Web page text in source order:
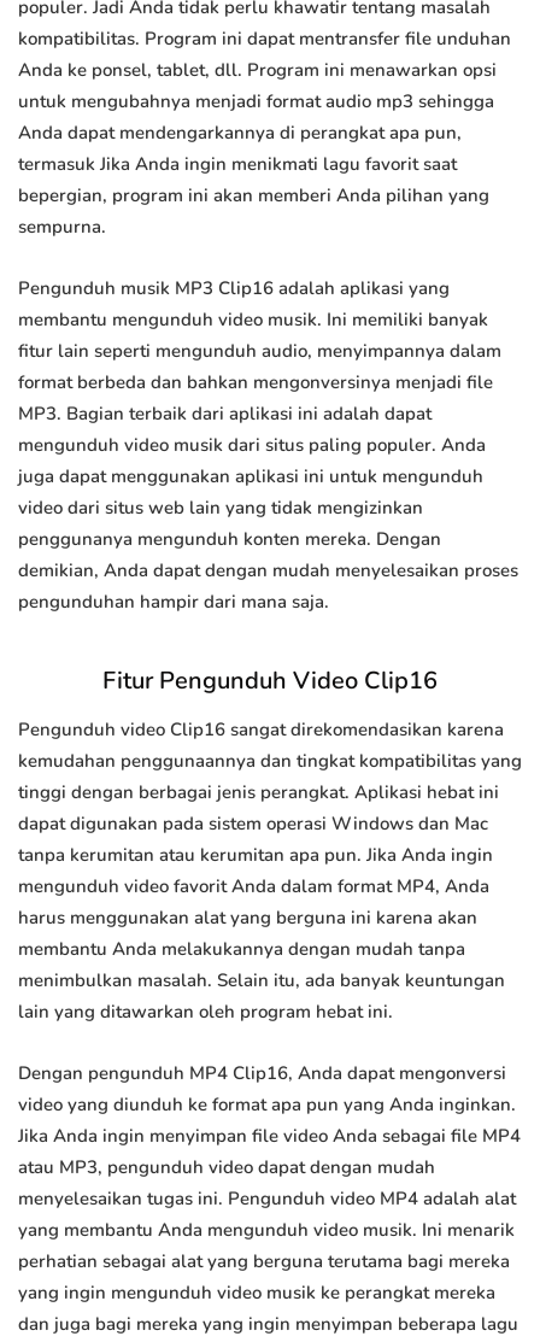
populer. Jadi Anda tidak perlu khawatir tentang masalah
kompatibilitas. Program ini dapat mentransfer file unduhan
Anda ke ponsel, tablet, dll. Program ini menawarkan opsi
untuk mengubahnya menjadi format audio mp3 sehingga
Anda dapat mendengarkannya di perangkat apa pun,
termasuk Jika Anda ingin menikmati lagu favorit saat
bepergian, program ini akan memberi Anda pilihan yang
sempurna.
Pengunduh musik MP3 Clip16 adalah aplikasi yang
membantu mengunduh video musik. Ini memiliki banyak
fitur lain seperti mengunduh audio, menyimpannya dalam
format berbeda dan bahkan mengonversinya menjadi file
MP3. Bagian terbaik dari aplikasi ini adalah dapat
mengunduh video musik dari situs paling populer. Anda
juga dapat menggunakan aplikasi ini untuk mengunduh
video dari situs web lain yang tidak mengizinkan
penggunanya mengunduh konten mereka. Dengan
demikian, Anda dapat dengan mudah menyelesaikan proses
pengunduhan hampir dari mana saja.
Fitur Pengunduh Video Clip16
Pengunduh video Clip16 sangat direkomendasikan karena
kemudahan penggunaannya dan tingkat kompatibilitas yang
tinggi dengan berbagai jenis perangkat. Aplikasi hebat ini
dapat digunakan pada sistem operasi Windows dan Mac
tanpa kerumitan atau kerumitan apa pun. Jika Anda ingin
mengunduh video favorit Anda dalam format MP4, Anda
harus menggunakan alat yang berguna ini karena akan
membantu Anda melakukannya dengan mudah tanpa
menimbulkan masalah. Selain itu, ada banyak keuntungan
lain yang ditawarkan oleh program hebat ini.
Dengan pengunduh MP4 Clip16, Anda dapat mengonversi
video yang diunduh ke format apa pun yang Anda inginkan.
Jika Anda ingin menyimpan file video Anda sebagai file MP4
atau MP3, pengunduh video dapat dengan mudah
menyelesaikan tugas ini. Pengunduh video MP4 adalah alat
yang membantu Anda mengunduh video musik. Ini menarik
perhatian sebagai alat yang berguna terutama bagi mereka
yang ingin mengunduh video musik ke perangkat mereka
dan juga bagi mereka yang ingin menyimpan beberapa lagu